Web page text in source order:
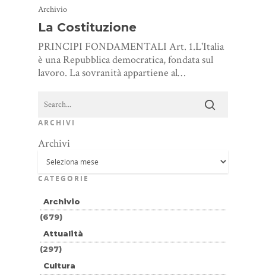
Archivio
La Costituzione
PRINCIPI FONDAMENTALI Art. 1.L'Italia
è una Repubblica democratica, fondata sul
lavoro. La sovranità appartiene al…
ARCHIVI
Archivi
CATEGORIE
Archivio
(679)
Attualità
(297)
Cultura